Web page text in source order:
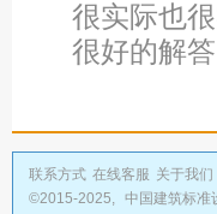
很实际也
很好的解
联系方式 在线客服 关于我们
©2015-2025, 中国建筑标准